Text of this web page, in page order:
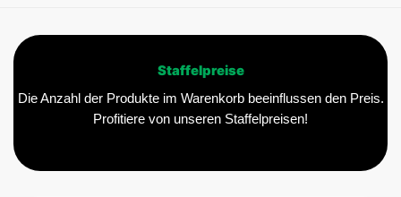
Staffelpreise
Die Anzahl der Produkte im Warenkorb beeinflussen den Preis.
Profitiere von unseren Staffelpreisen!